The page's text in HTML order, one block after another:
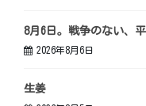
8月6日。戦争のない、
2026年8月6日
生姜